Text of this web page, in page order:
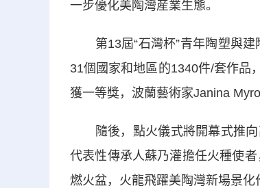
一步優化美陶灣産業生態。
第13屆“石灣杯”青年陶塑與建
31個國家和地區的1340件/套作品
獲一等獎，波蘭藝術家Janina
隨後，點火儀式將開幕式推向
代表性傳承人蘇乃灌擔任火種使
燃火盆，火龍飛躍美陶灣新場景化